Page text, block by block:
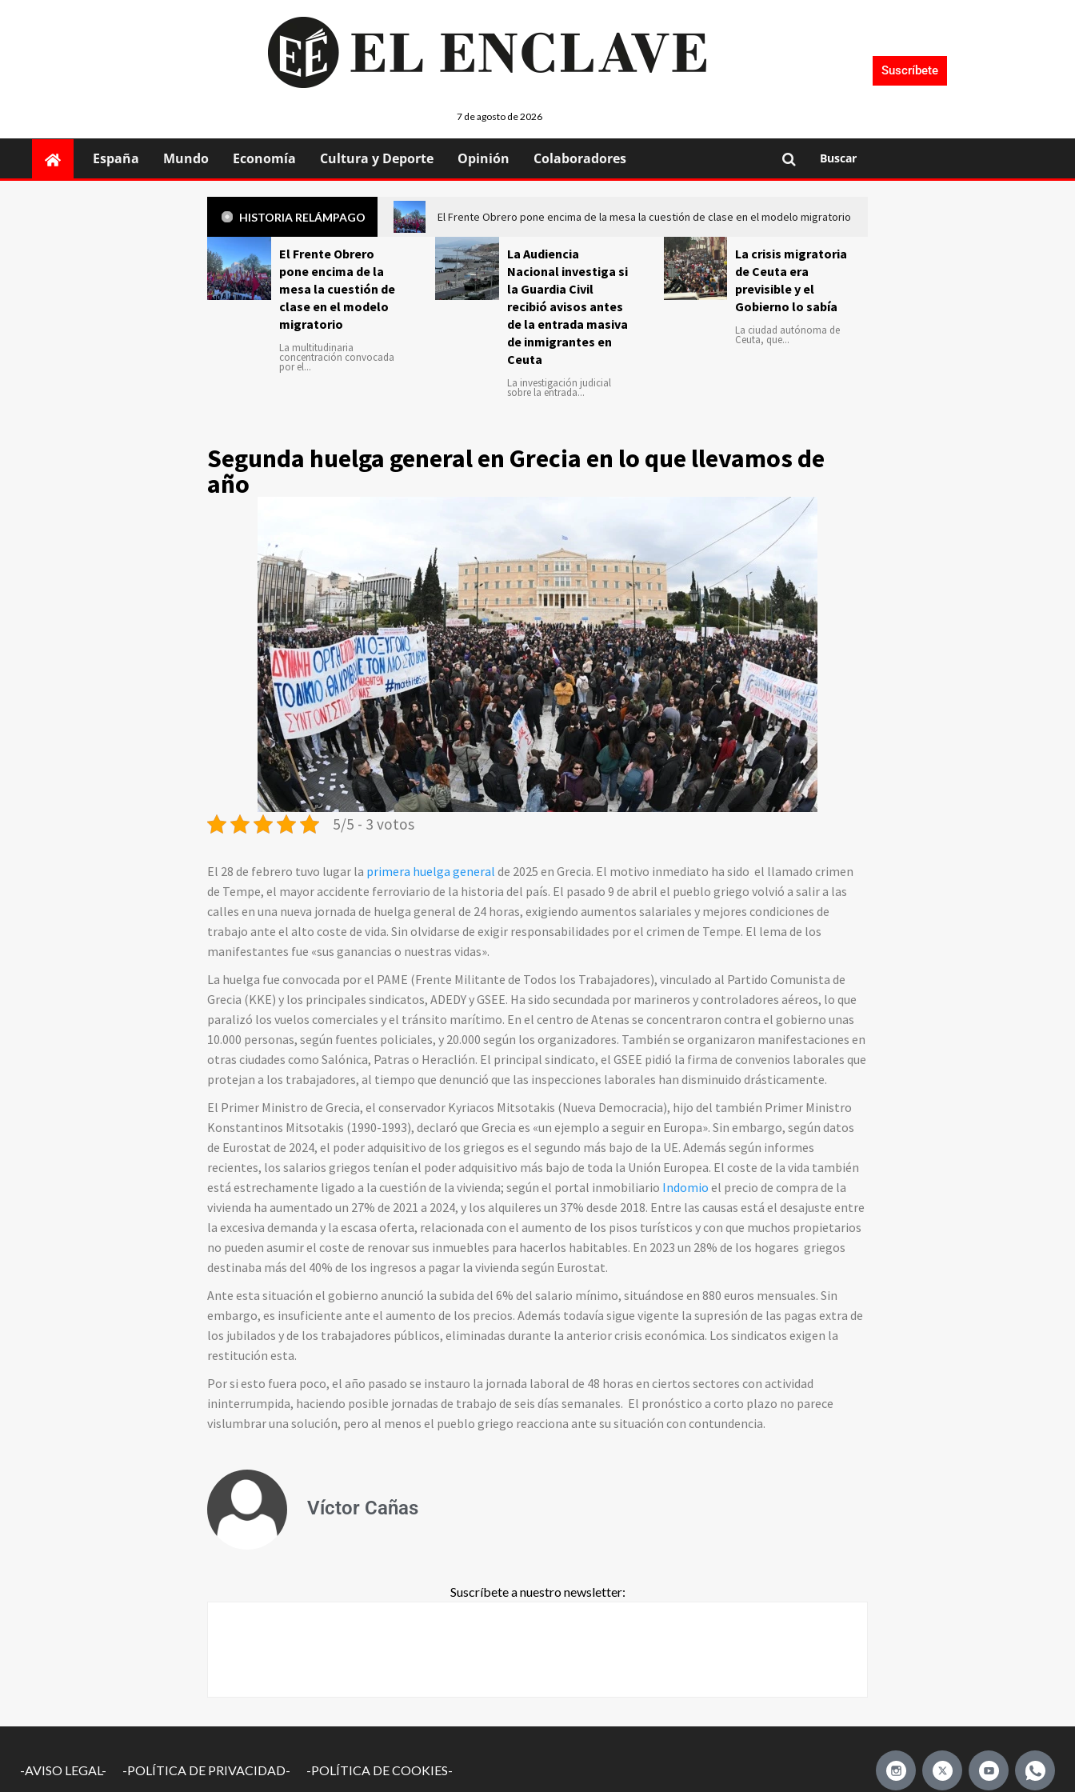
7 de agosto de 2026
Suscríbete
España Mundo Economía Cultura y Deporte Opinión Colaboradores Buscar
HISTORIA RELÁMPAGO El Frente Obrero pone encima de la mesa la cuestión de clase en el modelo migratorio
El Frente Obrero
pone encima de la
mesa la cuestión de
clase en el modelo
migratorio
La multitudinaria
concentración convocada
por el...
La Audiencia
Nacional investiga si
la Guardia Civil
recibió avisos antes
de la entrada masiva
de inmigrantes en
Ceuta
La investigación judicial
sobre la entrada...
La crisis migratoria
de Ceuta era
previsible y el
Gobierno lo sabía
La ciudad autónoma de
Ceuta, que...
Segunda huelga general en Grecia en lo que llevamos de
año
5/5 - 3 votos
El 28 de febrero tuvo lugar la primera huelga general de 2025 en Grecia. El motivo inmediato ha sido el llamado crimen
de Tempe, el mayor accidente ferroviario de la historia del país. El pasado 9 de abril el pueblo griego volvió a salir a las
calles en una nueva jornada de huelga general de 24 horas, exigiendo aumentos salariales y mejores condiciones de
trabajo ante el alto coste de vida. Sin olvidarse de exigir responsabilidades por el crimen de Tempe. El lema de los
manifestantes fue «sus ganancias o nuestras vidas».
La huelga fue convocada por el PAME (Frente Militante de Todos los Trabajadores), vinculado al Partido Comunista de
Grecia (KKE) y los principales sindicatos, ADEDY y GSEE. Ha sido secundada por marineros y controladores aéreos, lo que
paralizó los vuelos comerciales y el tránsito marítimo. En el centro de Atenas se concentraron contra el gobierno unas
10.000 personas, según fuentes policiales, y 20.000 según los organizadores. También se organizaron manifestaciones en
otras ciudades como Salónica, Patras o Heraclión. El principal sindicato, el GSEE pidió la firma de convenios laborales que
protejan a los trabajadores, al tiempo que denunció que las inspecciones laborales han disminuido drásticamente.
El Primer Ministro de Grecia, el conservador Kyriacos Mitsotakis (Nueva Democracia), hijo del también Primer Ministro
Konstantinos Mitsotakis (1990-1993), declaró que Grecia es «un ejemplo a seguir en Europa». Sin embargo, según datos
de Eurostat de 2024, el poder adquisitivo de los griegos es el segundo más bajo de la UE. Además según informes
recientes, los salarios griegos tenían el poder adquisitivo más bajo de toda la Unión Europea. El coste de la vida también
está estrechamente ligado a la cuestión de la vivienda; según el portal inmobiliario Indomio el precio de compra de la
vivienda ha aumentado un 27% de 2021 a 2024, y los alquileres un 37% desde 2018. Entre las causas está el desajuste entre
la excesiva demanda y la escasa oferta, relacionada con el aumento de los pisos turísticos y con que muchos propietarios
no pueden asumir el coste de renovar sus inmuebles para hacerlos habitables. En 2023 un 28% de los hogares griegos
destinaba más del 40% de los ingresos a pagar la vivienda según Eurostat.
Ante esta situación el gobierno anunció la subida del 6% del salario mínimo, situándose en 880 euros mensuales. Sin
embargo, es insuficiente ante el aumento de los precios. Además todavía sigue vigente la supresión de las pagas extra de
los jubilados y de los trabajadores públicos, eliminadas durante la anterior crisis económica. Los sindicatos exigen la
restitución esta.
Por si esto fuera poco, el año pasado se instauro la jornada laboral de 48 horas en ciertos sectores con actividad
ininterrumpida, haciendo posible jornadas de trabajo de seis días semanales. El pronóstico a corto plazo no parece
vislumbrar una solución, pero al menos el pueblo griego reacciona ante su situación con contundencia.
Víctor Cañas
Suscríbete a nuestro newsletter:
-AVISO LEGAL- -POLÍTICA DE PRIVACIDAD- -POLÍTICA DE COOKIES-